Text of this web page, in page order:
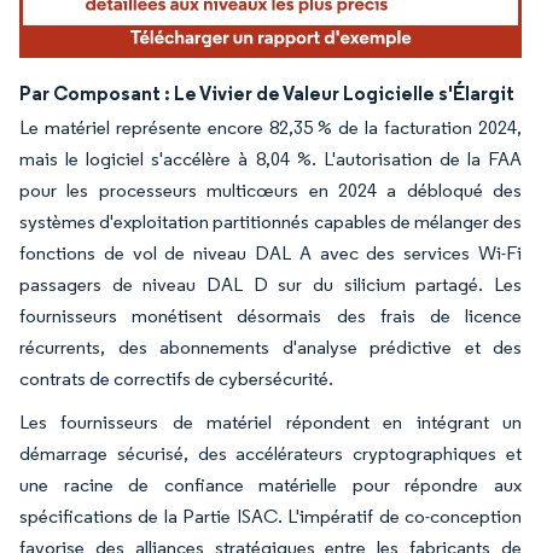
Par Composant : Le Vivier de Valeur Logicielle s'Élargit
Le matériel représente encore 82,35 % de la facturation 2024,
mais le logiciel s'accélère à 8,04 %. L'autorisation de la FAA
pour les processeurs multicœurs en 2024 a débloqué des
systèmes d'exploitation partitionnés capables de mélanger des
fonctions de vol de niveau DAL A avec des services Wi-Fi
passagers de niveau DAL D sur du silicium partagé. Les
fournisseurs monétisent désormais des frais de licence
récurrents, des abonnements d'analyse prédictive et des
contrats de correctifs de cybersécurité.
Les fournisseurs de matériel répondent en intégrant un
démarrage sécurisé, des accélérateurs cryptographiques et
une racine de confiance matérielle pour répondre aux
spécifications de la Partie ISAC. L'impératif de co-conception
favorise des alliances stratégiques entre les fabricants de